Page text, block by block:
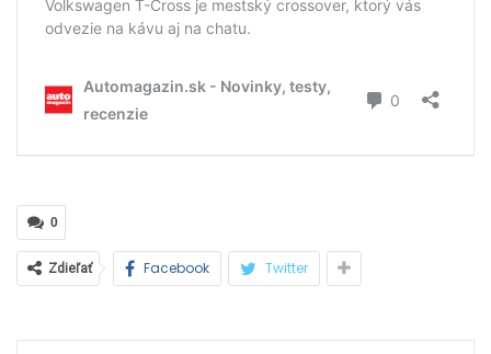
0
Zdieľať Facebook Twitter